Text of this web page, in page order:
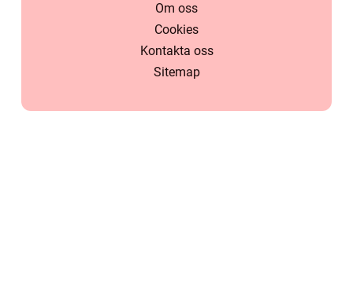
Om oss
Cookies
Kontakta oss
Sitemap